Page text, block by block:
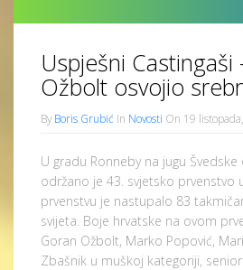
Uspješni Castingaši
Ožbolt osvojio
ByBoris Grubić In Novosti On 19
U gradu Ronneby na jugu
održano je 43. svjetsko prvenstvo
prvenstvu je nastupalo 83
svijeta. Boje hrvatske na ovom
Goran Ožbolt, Marko Popović,
Zbašnik u muškoj kategoriji,